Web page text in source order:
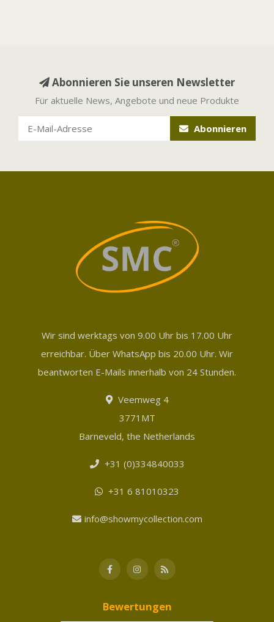
Abonnieren Sie unseren Newsletter
Für aktuelle News, Angebote und neue Produkte
Abonnieren
Wir sind werktags von 9.00 Uhr bis 17.00 Uhr
erreichbar. Über WhatsApp bis 20.00 Uhr. Wir
beantworten E-Mails innerhalb von 24 Stunden.
Veemweg 4
3771MT
Barneveld, the Netherlands
+31 (0)334840033
+31 6 81010323
info@showmycollection.com
Bewertungen